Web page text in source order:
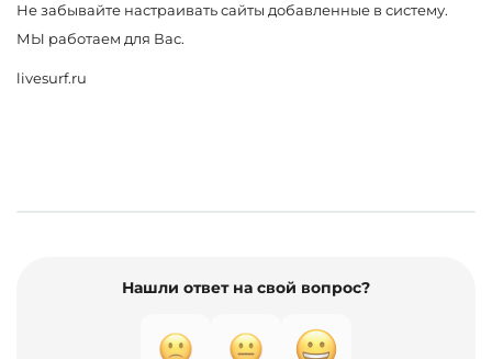
Не забывайте настраивать сайты добавленные в систему.
МЫ работаем для Вас.
livesurf.ru
Нашли ответ на свой вопрос?